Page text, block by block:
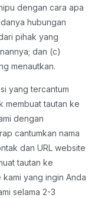
dengan cara apa
hubungan
pihak yang
dan (c)
menautkan.
yang tercantum
membuat tautan ke
dengan
cantumkan nama
dan URL website
tautan ke
yang ingin Anda
selama 2-3